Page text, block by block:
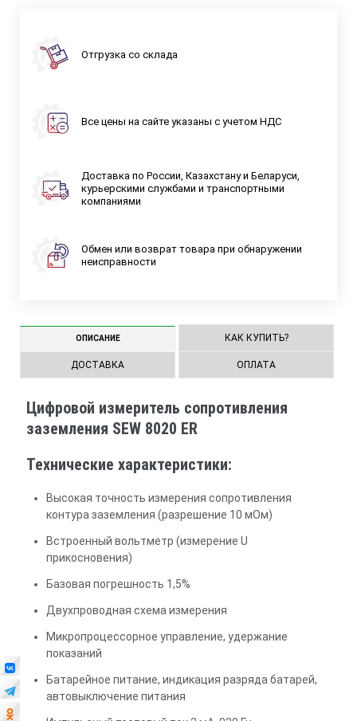
Отгрузка со склада
Все цены на сайте указаны с учетом НДС
Доставка по России, Казахстану и Беларуси,
курьерскими службами и транспортными
компаниями
Обмен или возврат товара при обнаружении
неисправности
ОПИСАНИЕ КАК КУПИТЬ?
ДОСТАВКА ОПЛАТА
Цифровой измеритель сопротивления
заземления SEW 8020 ER
Технические характеристики:
Высокая точность измерения сопротивления
контура заземления (разрешение 10 мОм)
Встроенный вольтметр (измерение U
прикосновения)
Базовая погрешность 1,5%
Двухпроводная схема измерения
Микропроцессорное управление, удержание
показаний
Батарейное питание, индикация разряда батарей,
автовыключение питания